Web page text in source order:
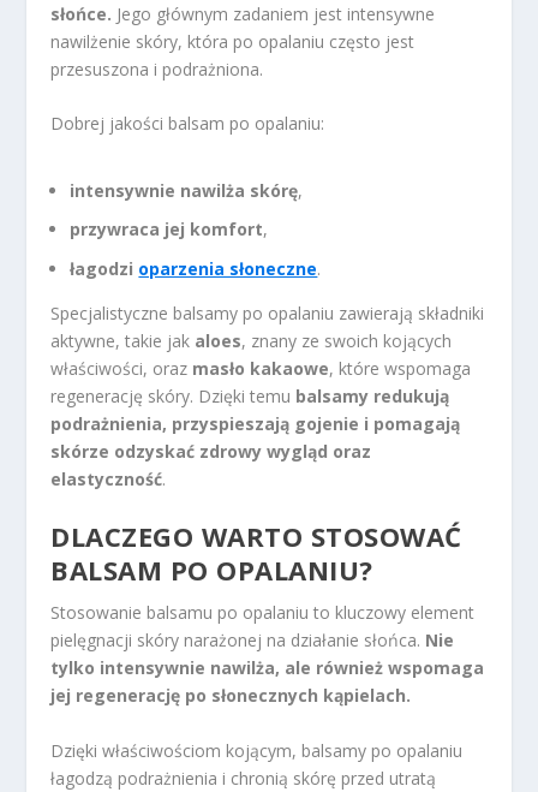
słońce. Jego głównym zadaniem jest intensywne
nawilżenie skóry, która po opalaniu często jest
przesuszona i podrażniona.
Dobrej jakości balsam po opalaniu:
intensywnie nawilża skórę,
przywraca jej komfort,
łagodzi oparzenia słoneczne.
Specjalistyczne balsamy po opalaniu zawierają składniki
aktywne, takie jak aloes, znany ze swoich kojących
właściwości, oraz masło kakaowe, które wspomaga
regenerację skóry. Dzięki temu balsamy redukują
podrażnienia, przyspieszają gojenie i pomagają
skórze odzyskać zdrowy wygląd oraz
elastyczność.
DLACZEGO WARTO STOSOWAĆ
BALSAM PO OPALANIU?
Stosowanie balsamu po opalaniu to kluczowy element
pielęgnacji skóry narażonej na działanie słońca. Nie
tylko intensywnie nawilża, ale również wspomaga
jej regenerację po słonecznych kąpielach.
Dzięki właściwościom kojącym, balsamy po opalaniu
łagodzą podrażnienia i chronią skórę przed utratą